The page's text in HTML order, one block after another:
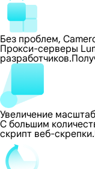
Без проблем,
Прокси-серверы
Увеличение
С большим
скрипт веб-